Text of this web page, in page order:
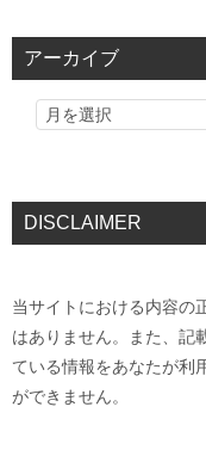
アーカイブ
DISCLAIMER
当サイトにおける内容の
はありません。また、記
ている情報をあなたが利
ができません。